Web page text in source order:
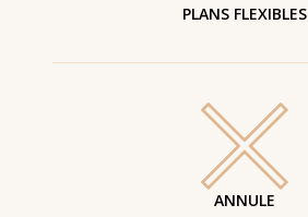
PLANS FLEXIBLES
ANNULE